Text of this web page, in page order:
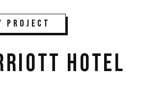
PROJECT
HOTEL